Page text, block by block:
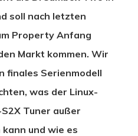
soll nach letzten
Property Anfang
Markt kommen. Wir
finales Serienmodell
was der Linux-
Tuner außer
und wie es